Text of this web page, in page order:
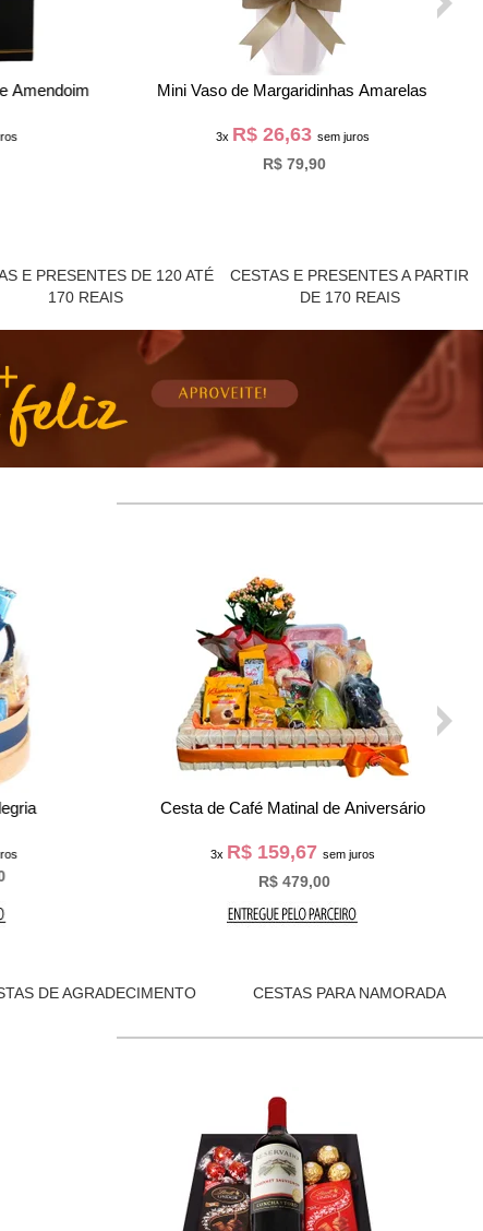
Buquê de 6 Rosas Vermelhas e Ferrero
3xR$ 58,60sem juros
R$ 175,80
E PRESENTES DE 120 ATÉ
170 REAIS
CESTAS E PRESENTES A PARTIR
DE 170 REAIS
Cesta Presente Je t'aime
3xR$ 141,30sem juros
R$ 469,90 R$ 423,90
DE AGRADECIMENTO CESTAS PARA NAMORADA